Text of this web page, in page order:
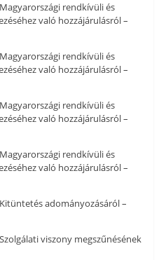
Magyarországi rendkívüli és
való hozzájárulásról –
Magyarországi rendkívüli és
való hozzájárulásról –
Magyarországi rendkívüli és
való hozzájárulásról –
Magyarországi rendkívüli és
való hozzájárulásról –
Kitüntetés adományozásáról –
Szolgálati viszony megszűnésének